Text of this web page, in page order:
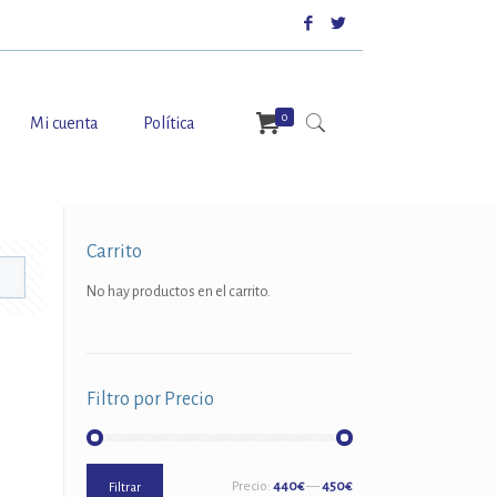
Mi cuenta Política 0
Carrito
No hay productos en el carrito.
Filtro por Precio
Filtrar Precio: 440€—450€